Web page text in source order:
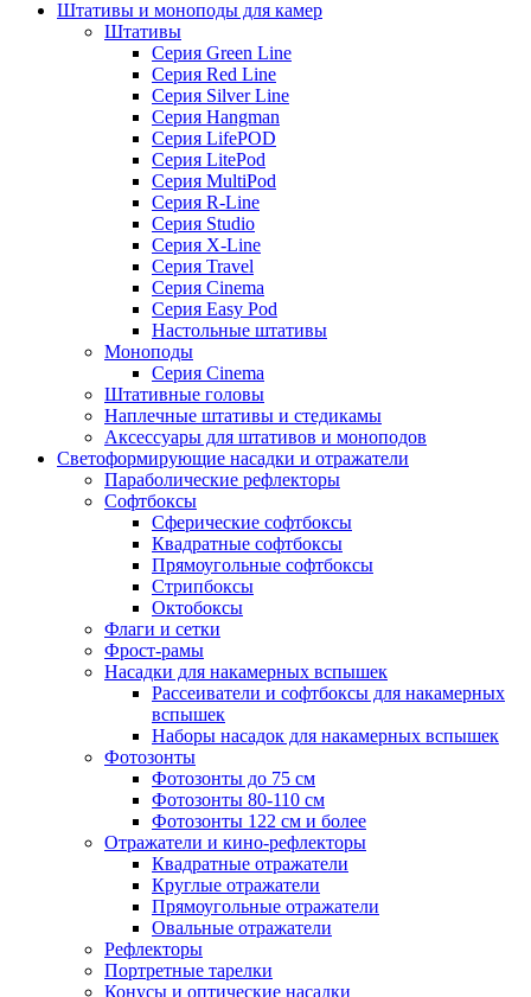
Штативы и моноподы для камер
Штативы
Серия Green Line
Серия Red Line
Серия Silver Line
Серия Hangman
Серия LifePOD
Серия LitePod
Серия MultiPod
Серия R-Line
Серия Studio
Серия X-Line
Серия Travel
Серия Cinema
Серия Easy Pod
Настольные штативы
Моноподы
Серия Cinema
Штативные головы
Наплечные штативы и стедикамы
Аксессуары для штативов и моноподов
Светоформирующие насадки и отражатели
Параболические рефлекторы
Софтбоксы
Сферические софтбоксы
Квадратные софтбоксы
Прямоугольные софтбоксы
Стрипбоксы
Октобоксы
Флаги и сетки
Фрост-рамы
Насадки для накамерных вспышек
Рассеиватели и софтбоксы для накамерных
вспышек
Наборы насадок для накамерных вспышек
Фотозонты
Фотозонты до 75 см
Фотозонты 80-110 см
Фотозонты 122 см и более
Отражатели и кино-рефлекторы
Квадратные отражатели
Круглые отражатели
Прямоугольные отражатели
Овальные отражатели
Рефлекторы
Портретные тарелки
Конусы и оптические насадки